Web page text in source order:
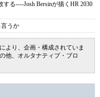
る----Josh Bersinが描くHR 2030
うか
より、企画・構成されていま
他、オルタナティブ・ブロ